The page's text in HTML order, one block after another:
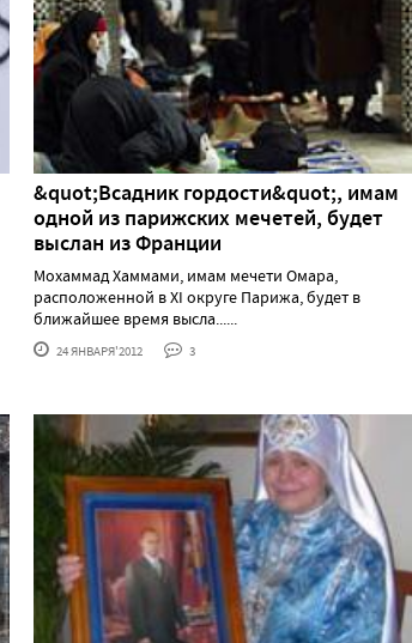
&quot;Всадник гордости&quot;, имам
одной из парижских мечетей, будет
выслан из Франции
Мохаммад Хаммами, имам мечети Омара,
расположенной в XI округе Парижа, будет в
ближайшее время высла......
24 ЯНВАРЯ'2012 3